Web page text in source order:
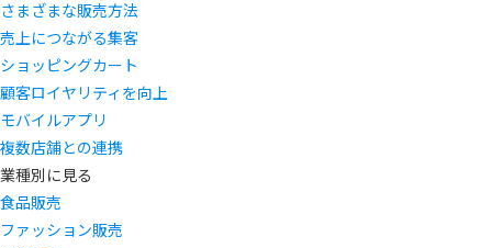
さまざまな販売方法
売上につながる集客
ショッピングカート
顧客ロイヤリティを向上
モバイルアプリ
複数店舗との連携
業種別に見る
食品販売
ファッション販売